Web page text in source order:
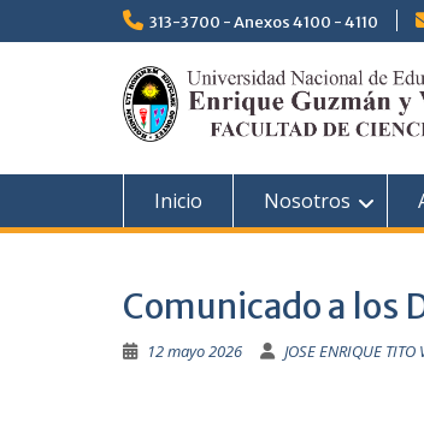
313-3700 - Anexos 4100 - 4110
Inicio Nosotros
Comunicado a los
12 mayo 2026 JOSE ENRIQUE TITO